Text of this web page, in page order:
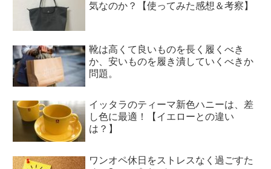
気なのか？【使ってみた感想＆考察】
靴は高くて良いものを長く履くべき
か、安いものを履き潰していくべきか
問題。
イッタラのティーマ新色ハニーは、差
し色に最適！【イエローとの違い
は？】
ワンオペ休日をストレスなく過ごすた